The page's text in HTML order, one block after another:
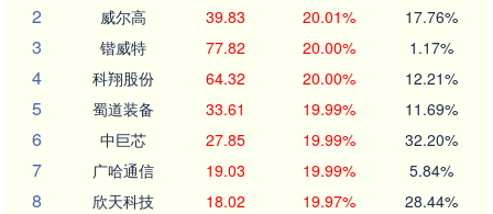
2 威尔高 39.83 20.01% 17.76%
3 锴威特 77.82 20.00% 1.17%
4 科翔股份 64.32 20.00% 12.21%
5 蜀道装备 33.61 19.99% 11.69%
6 中巨芯 27.85 19.99% 32.20%
7 广哈通信 19.03 19.99% 5.84%
8 欣天科技 18.02 19.97% 28.44%